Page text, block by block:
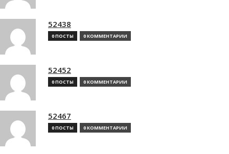
52438
0 ПОСТЫ 0 КОММЕНТАРИИ
52452
0 ПОСТЫ 0 КОММЕНТАРИИ
52467
0 ПОСТЫ 0 КОММЕНТАРИИ